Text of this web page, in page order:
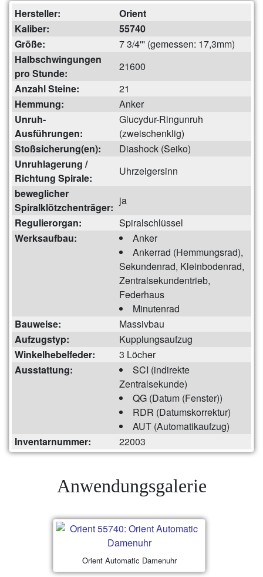
Hersteller:
Orient
Kaliber:
55740
Größe:
7 3/4''' (gemessen: 17,3mm)
Halbschwingungen
pro Stunde:
21600
Anzahl Steine:
21
Hemmung:
Anker
Unruh-
Ausführungen:
Glucydur-Ringunruh
(zweischenklig)
Stoßsicherung(en):
Diashock (Seiko)
Unruhlagerung /
Richtung Spirale:
Uhrzeigersinn
beweglicher
Spiralklötzchenträger:
ja
Regulierorgan:
Spiralschlüssel
Werksaufbau:
Anker
Ankerrad (Hemmungsrad),
Sekundenrad, Kleinbodenrad,
Zentralsekundentrieb,
Federhaus
Minutenrad
Bauweise:
Massivbau
Aufzugstyp:
Kupplungsaufzug
Winkelhebelfeder:
3 Löcher
Ausstattung:
SCI (indirekte
Zentralsekunde)
QG (Datum (Fenster))
RDR (Datumskorrektur)
AUT (Automatikaufzug)
Inventarnummer:
22003
Anwendungsgalerie
Orient Automatic Damenuhr